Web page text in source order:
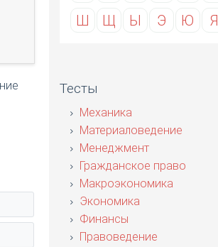
Ш
Щ Ы Э Ю Я
Тесты
Механика
Материаловедение
Менеджмент
Гражданское право
Макроэкономика
Экономика
Финансы
Правоведение